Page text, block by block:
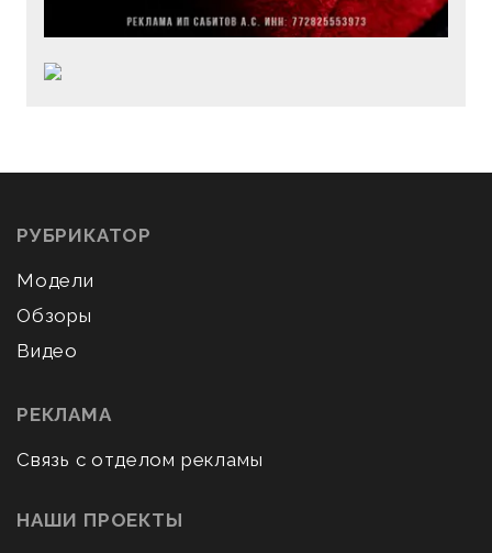
РУБРИКАТОР
Модели
Обзоры
Видео
РЕКЛАМА
Связь с отделом рекламы
НАШИ ПРОЕКТЫ